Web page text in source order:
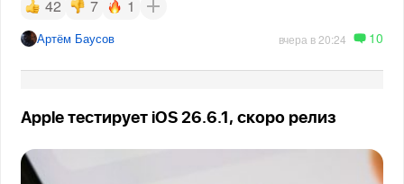
42 7 1
Артём Баусов вчера в 20:24 10
Apple тестирует iOS 26.6.1, скоро релиз